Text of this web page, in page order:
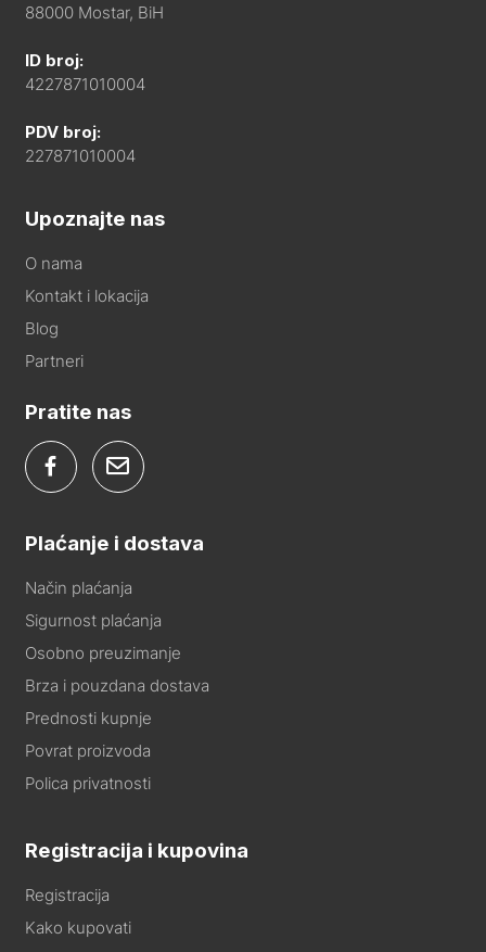
88000 Mostar, BiH
ID broj:
4227871010004
PDV broj:
227871010004
Upoznajte nas
O nama
Kontakt i lokacija
Blog
Partneri
Pratite nas
Plaćanje i dostava
Način plaćanja
Sigurnost plaćanja
Osobno preuzimanje
Brza i pouzdana dostava
Prednosti kupnje
Povrat proizvoda
Polica privatnosti
Registracija i kupovina
Registracija
Kako kupovati